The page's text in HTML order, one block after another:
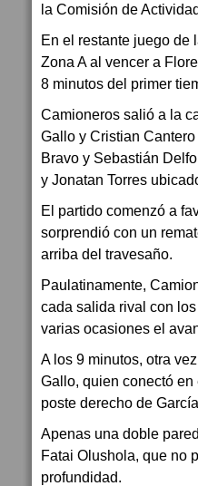
la Comisión de
En el restante juego de
Zona A al vencer a
8 minutos del primer
Camioneros salió a la
Gallo y Cristian
Bravo y Sebastián
y Jonatan Torres
El partido comenzó a
sorprendió con un
arriba del travesaño.
Paulatinamente,
cada salida rival con
varias ocasiones el
A los 9 minutos, otra
Gallo, quien conectó
poste derecho de
Apenas una doble
Fatai Olushola, que no
profundidad.